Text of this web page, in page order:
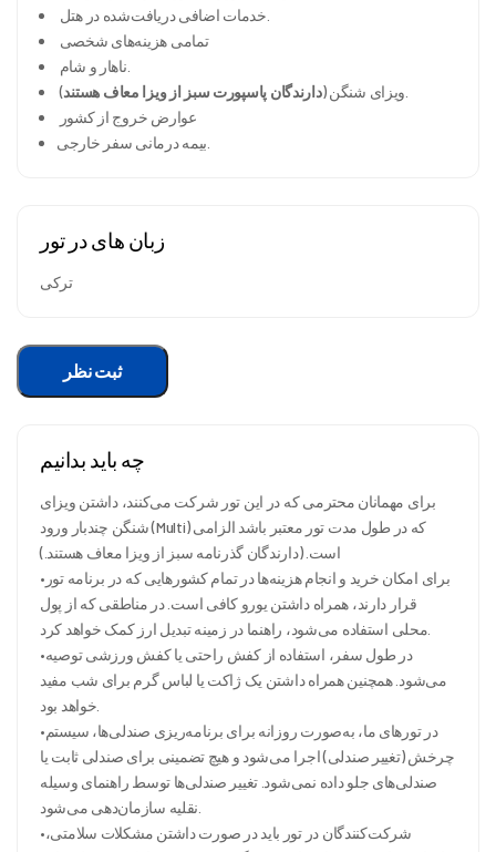
تمامی هزینه‌های شخصی
ویزای شنگن (دارندگان پاسپورت سبز از ویزا معاف هستند
عوارض خروج از کشور
زبان های در تور
ترکی
ثبت نظر
چه باید بدانیم
برای مهمانان محترمی که در این تور شرکت می‌کنند، داشتن ویزای
شنگن چندبار ورود (Multi) که در طول مدت تور معتبر باشد الزامی
است. (دارندگان گذرنامه سبز از ویزا معاف هستند.)
•برای امکان خرید و انجام هزینه‌ها در تمام کشورهایی که در برنامه تور
قرار دارند، همراه داشتن یورو کافی است. در مناطقی که از پول
•در طول سفر، استفاده از کفش راحتی یا کفش ورزشی توصیه
می‌شود. همچنین همراه داشتن یک ژاکت یا لباس گرم برای شب مفید
•در تورهای ما، به‌صورت روزانه برای برنامه‌ریزی صندلی‌ها، سیستم
چرخش (تغییر صندلی) اجرا می‌شود و هیچ تضمینی برای صندلی ثابت یا
صندلی‌های جلو داده نمی‌شود. تغییر صندلی‌ها توسط راهنمای وسیله
•شرکت‌کنندگان در تور باید در صورت داشتن مشکلات سلامتی،